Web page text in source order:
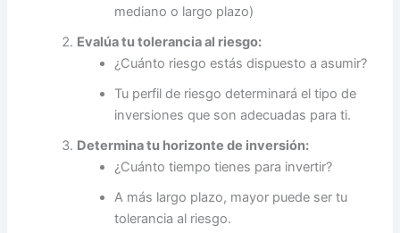
mediano o largo plazo)
Evalúa tu tolerancia al riesgo:
¿Cuánto riesgo estás dispuesto a asumir?
Tu perfil de riesgo determinará el tipo de
inversiones que son adecuadas para ti.
Determina tu horizonte de inversión:
¿Cuánto tiempo tienes para invertir?
A más largo plazo, mayor puede ser tu
tolerancia al riesgo.